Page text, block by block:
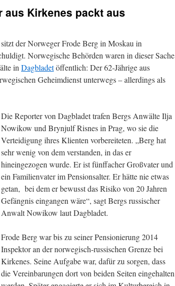
aus Kirkenes packt aus
der Norweger Frode Berg in Moskau in
Norwegische Behörden waren in dieser Sache
in Dagbladetöffentlich: Der 62-Jährige aus
Geheimdienst unterwegs – allerdings als
Die Reporter von Dagbladet trafen Bergs Anwälte Ilja
Nowikow und Brynjulf Risnes in Prag, wo sie die
Verteidigung ihres Klienten vorbereiteten. „Berg hat
sehr wenig von dem verstanden, in das er
hineingezogen wurde. Er ist fünffacher Großvater und
ein Familienvater im Pensionsalter. Er hätte nie etwas
getan, bei dem er bewusst das Risiko von 20 Jahren
Gefängnis eingangen wäre“, sagt Bergs russischer
Anwalt Nowikow laut Dagbladet.
Frode Berg war bis zu seiner Pensionierung 2014
Inspektor an der norwegisch-russischen Grenze bei
Kirkenes. Seine Aufgabe war, dafür zu sorgen, dass
die Vereinbarungen dort von beiden Seiten eingehalten